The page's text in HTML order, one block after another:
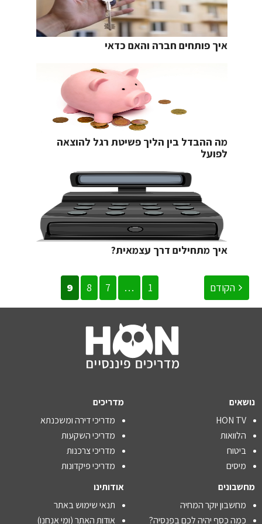
איך פותחים חברה והאם כדאי
מה ההבדל בין הליך פשיטת רגל להוצאה
לפועל
איך מתחילים דרך עצמאית?
הקודם 1
…
7
8
9
נושאים
HON TV
הלוואות
ביטוח
מיסים
מדריכים
מדריכי דירה ומשכנתא
מדריכי השקעות
מדריכי צרכנות
מדריכי פיקדונות
מחשבונים
מחשבון יוקר המחיה
כמה כסף יהיה לכם בפנסיה?
אודותינו
תנאי שימוש באתר
אודות האתר (ומי אנחנו)